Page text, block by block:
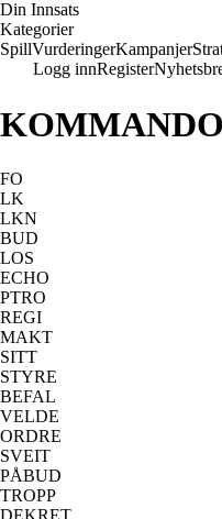
Din Innsats
Kategorier
SpillVurderingerKampanjer
Logg innRegister
FO
LK
LKN
BUD
LOS
ECHO
PTRO
REGI
MAKT
SITT
STYRE
BEFAL
VELDE
ORDRE
SVEIT
PÅBUD
TROPP
DEKRET